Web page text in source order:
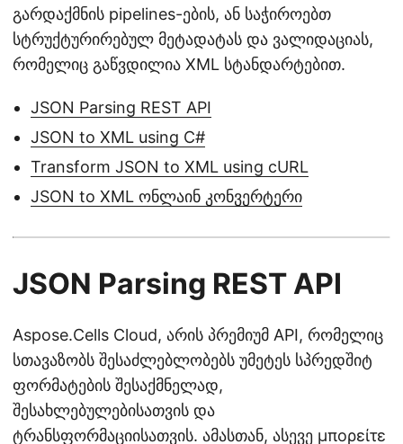
გარდაქმნის pipelines-ების, ან საჭიროებთ
სტრუქტურირებულ მეტადატას და ვალიდაციას,
რომელიც გაწვდილია XML სტანდარტებით.
JSON Parsing REST API
JSON to XML using C#
Transform JSON to XML using cURL
JSON to XML ონლაინ კონვერტერი
JSON Parsing REST API
Aspose.Cells Cloud, არის პრემიუმ API, რომელიც
სთავაზობს შესაძლებლობებს უმეტეს სპრედშიტ
ფორმატების შესაქმნელად,
შესახლებულებისათვის და
ტრანსფორმაციისათვის. ამასთან, ასევე μπορείτε